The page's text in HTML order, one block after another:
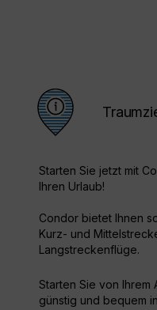
Starten Sie jetzt mit
Ihren Urlaub!
Condor bietet Ihnen
Kurz- und
Langstreckenflüge.
Starten Sie von Ihrem
günstig und bequem